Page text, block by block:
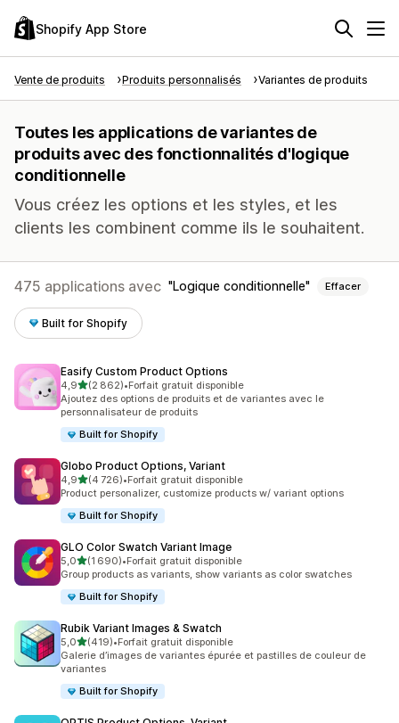
Shopify App Store
Vente de produits Produits personnalisés Variantes de produits
Toutes les applications de variantes de
produits avec des fonctionnalités d'logique
conditionnelle
Vous créez les options et les styles, et les
clients les combinent comme ils le souhaitent.
475 applications avec Logique conditionnelle Effacer
Built for Shopify
Easify Custom Product Options
4,9étoile(s) sur 5
(2 862)
2862 avis au total
•Forfait gratuit disponible
Ajoutez des options de produits et de variantes avec le
personnalisateur de produits
Built for Shopify
Globo Product Options, Variant
4,9étoile(s) sur 5
(4 726)
4726 avis au total
•Forfait gratuit disponible
Product personalizer, customize products w/ variant options
Built for Shopify
GLO Color Swatch Variant Image
5,0étoile(s) sur 5
(1 690)
1690 avis au total
•Forfait gratuit disponible
Group products as variants, show variants as color swatches
Built for Shopify
Rubik Variant Images & Swatch
5,0étoile(s) sur 5
(419)
419 avis au total
•Forfait gratuit disponible
Galerie d’images de variantes épurée et pastilles de couleur de
variantes
Built for Shopify